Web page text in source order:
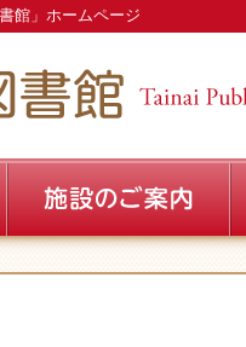
館」ホームページ